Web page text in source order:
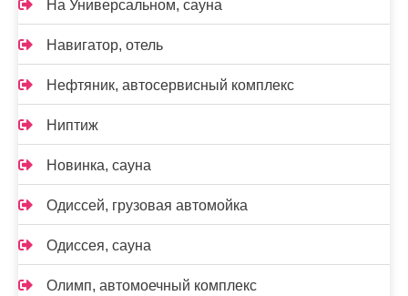
На Универсальном, сауна
Навигатор, отель
Нефтяник, автосервисный комплекс
Ниптиж
Новинка, сауна
Одиссей, грузовая автомойка
Одиссея, сауна
Олимп, автомоечный комплекс